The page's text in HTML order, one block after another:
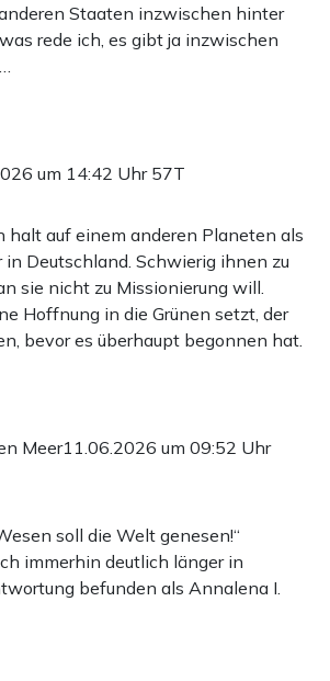
Staaten inzwischen hinter
rede ich, es gibt ja inzwischen
um 14:42 Uhr 57T
halt auf einem anderen Planeten als
Deutschland. Schwierig ihnen zu
sie nicht zu Missionierung will.
Hoffnung in die Grünen setzt, der
bevor es überhaupt begonnen hat.
Meer11.06.2026 um 09:52 Uhr
soll die Welt genesen!“
immerhin deutlich länger in
befunden als Annalena I.